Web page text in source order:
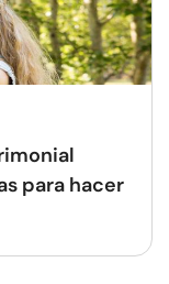
para hacer